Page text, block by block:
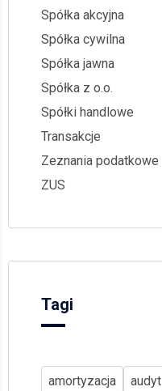
Spółka akcyjna
Spółka cywilna
Spółka jawna
Spółka z o.o.
Spółki handlowe
Transakcje
Zeznania podatkowe
ZUS
Tagi
amortyzacja audyt